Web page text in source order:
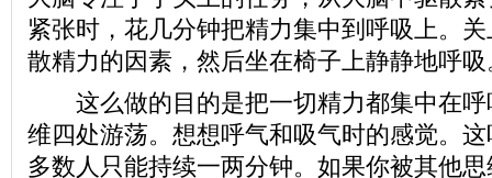
紧张时，花几分钟把精力集中到呼吸上。
散精力的因素，然后坐在椅子上静静地呼吸
这么做的目的是把一切精力都集中在呼
维四处游荡。想想呼气和吸气时的感觉。
多数人只能持续一两分钟。如果你被其他